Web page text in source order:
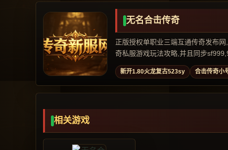
无名合击传奇
正版授权单职业三端互通传奇发布
奇私服游戏玩法攻略,并且同步
新开1.80火龙复古523sy 合击传奇小
相关游戏